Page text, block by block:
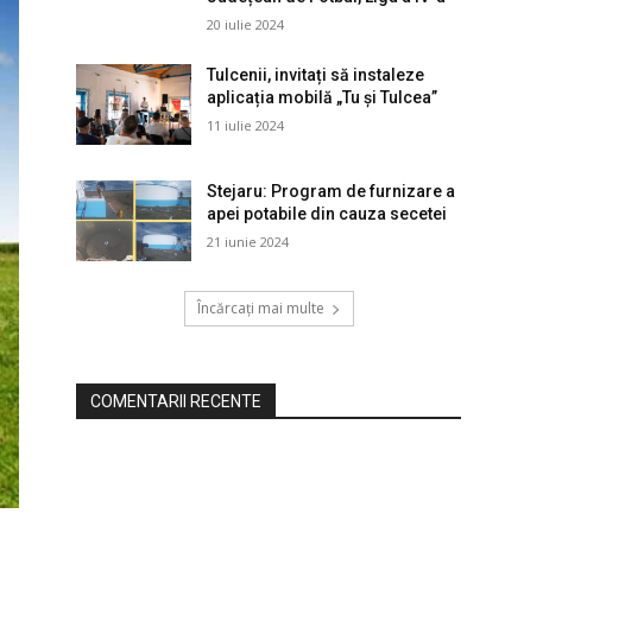
20 iulie 2024
Tulcenii, invitați să instaleze
aplicația mobilă „Tu și Tulcea”
11 iulie 2024
Stejaru: Program de furnizare a
apei potabile din cauza secetei
21 iunie 2024
Încărcați mai multe
COMENTARII RECENTE